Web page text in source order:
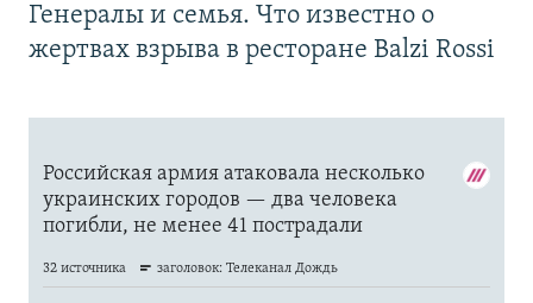
Генералы и семья. Что известно о
жертвах взрыва в ресторане Balzi Rossi